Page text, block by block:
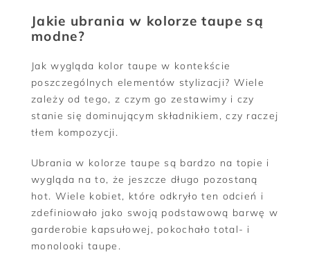
Jakie ubrania w kolorze taupe są
modne?
Jak wygląda kolor taupe w kontekście
poszczególnych elementów stylizacji? Wiele
zależy od tego, z czym go zestawimy i czy
stanie się dominującym składnikiem, czy raczej
tłem kompozycji.
Ubrania w kolorze taupe są bardzo na topie i
wygląda na to, że jeszcze długo pozostaną
hot. Wiele kobiet, które odkryło ten odcień i
zdefiniowało jako swoją podstawową barwę w
garderobie kapsułowej, pokochało total- i
monolooki taupe.